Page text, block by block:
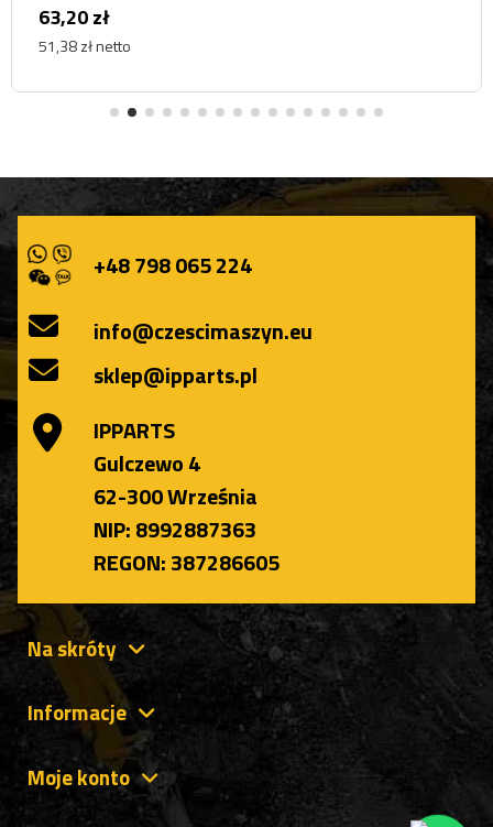
63,20 zł
51,38 zł netto
+48 798 065 224
info@czescimaszyn.eu
sklep@ipparts.pl
IPPARTS
Gulczewo 4
62-300 Września
NIP: 8992887363
REGON: 387286605
Na skróty
Informacje
Moje konto